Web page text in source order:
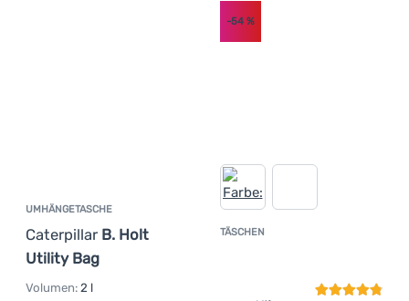
UMHÄNGETASCHE
Caterpillar B. Holt
Utility Bag
Volumen: 2 l
TÄSCHEN
-54%